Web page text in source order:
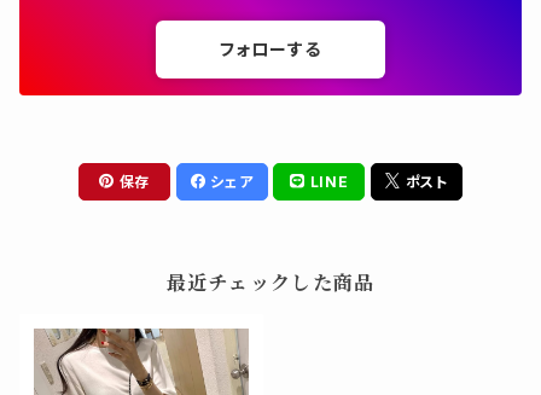
フォローする
保存 シェア LINE ポスト
最近チェックした商品